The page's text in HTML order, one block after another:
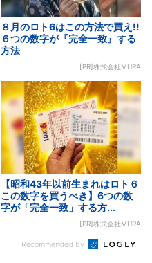
８月のロト6はこの方法で買え!!
６つの数字が『完全一致』する
方法
[PR]株式会社MURA
【昭和43年以前生まれはロト６
この数字を買うべき】6つの数
字が「完全一致」する方...
[PR]株式会社MURA
Recommended by